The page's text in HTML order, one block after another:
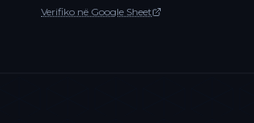
Verifiko në Google Sheet